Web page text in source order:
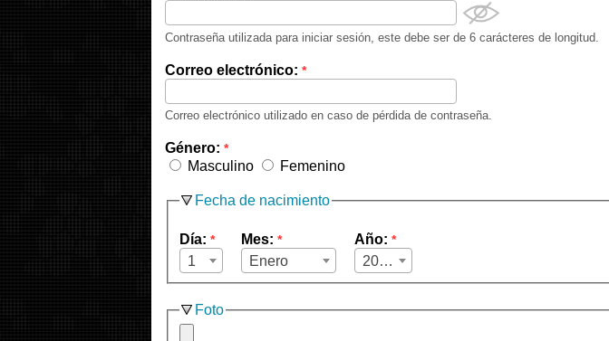
Contraseña utilizada para iniciar sesión, este debe ser de 6 carácteres de longitud.
Correo electrónico: *
Correo electrónico utilizado en caso de pérdida de contraseña.
Género: *
Masculino Femenino
Fecha de nacimiento
Día: *
1
Mes: *
Enero
Año: *
2026
Foto